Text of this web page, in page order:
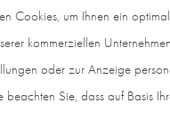
Cookies, um Ihnen ein
kommerziellen
oder zur Anzeige
beachten Sie, dass auf Basis